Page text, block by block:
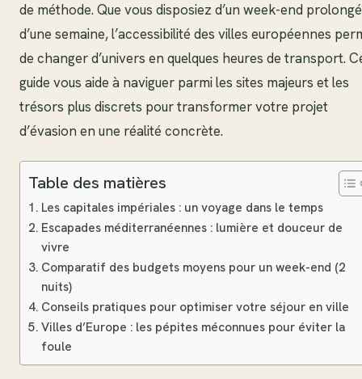
de méthode. Que vous disposiez d’un week-end
d’une semaine, l’accessibilité des villes européennes
de changer d’univers en quelques heures de transport.
guide vous aide à naviguer parmi les sites majeurs et les
trésors plus discrets pour transformer votre projet
d’évasion en une réalité concrète.
Table des matières
Les capitales impériales : un voyage dans le temps
Escapades méditerranéennes : lumière et douceur de
vivre
Comparatif des budgets moyens pour un week-end (2
nuits)
Conseils pratiques pour optimiser votre séjour en ville
Villes d’Europe : les pépites méconnues pour éviter la
foule